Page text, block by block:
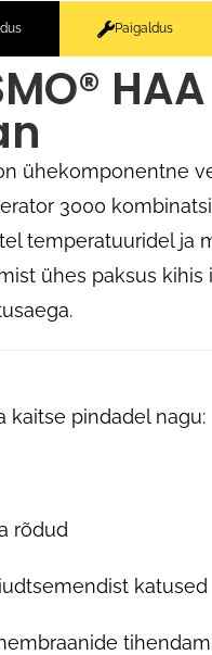
Paigaldus
ühekomponentne
3000
temperatuuridel ja
ühes paksus
kaitse pindadel nagu:
rõdud
katused